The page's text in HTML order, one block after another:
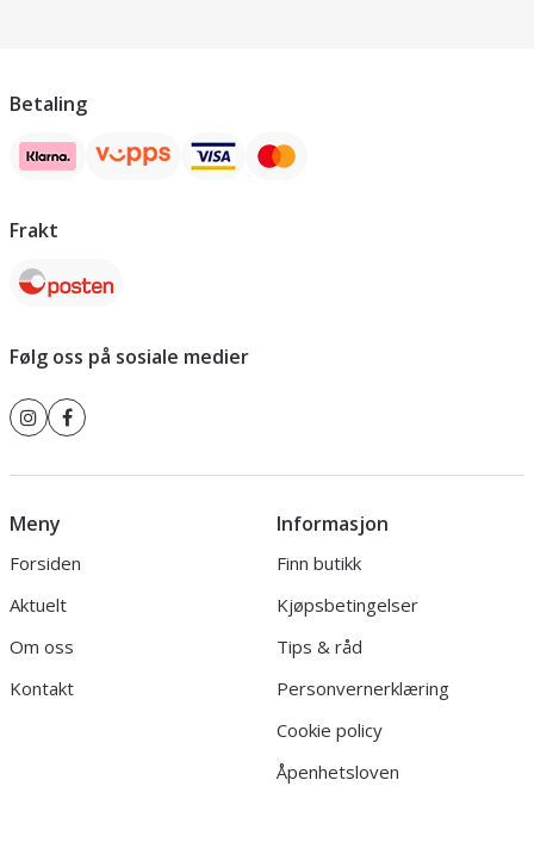
Betaling
Frakt
Følg oss på sosiale medier
Meny
Forsiden
Aktuelt
Om oss
Kontakt
Informasjon
Finn butikk
Kjøpsbetingelser
Tips & råd
Personvernerklæring
Cookie policy
Åpenhetsloven